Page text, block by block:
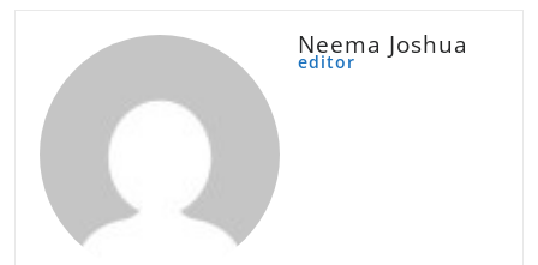
Neema Joshua
editor